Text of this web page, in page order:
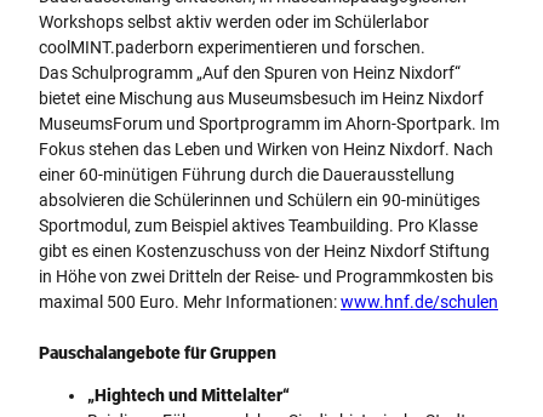
Workshops selbst aktiv werden oder im Schülerlabor
coolMINT.paderborn experimentieren und forschen.
Das Schulprogramm „Auf den Spuren von Heinz Nixdorf“
bietet eine Mischung aus Museumsbesuch im Heinz Nixdorf
MuseumsForum und Sportprogramm im Ahorn-Sportpark. Im
Fokus stehen das Leben und Wirken von Heinz Nixdorf. Nach
einer 60-minütigen Führung durch die Dauerausstellung
absolvieren die Schülerinnen und Schülern ein 90-minütiges
Sportmodul, zum Beispiel aktives Teambuilding. Pro Klasse
gibt es einen Kostenzuschuss von der Heinz Nixdorf Stiftung
in Höhe von zwei Dritteln der Reise- und Programmkosten bis
maximal 500 Euro. Mehr Informationen:www.hnf.de/schulen
Pauschalangebote für Gruppen
„Hightech und Mittelalter“